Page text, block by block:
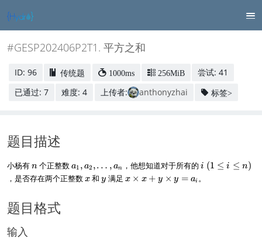
#GESP202406P2T1. 平方之和
ID: 96 传统题 1000ms 256MiB
尝试: 41
已通过: 7
难度: 4 上传者: anthonyzhai 标签>
题目描述
小杨有n
n 个正整数a
_
1
a1 , a2 ,… , an ，他想知道对于所有的 i
(
i (1 ≤ i ≤ n)
，是否存在两个正整数x
x 和y
y 满足 x
x × x + y × y = ai 。
题目格式
输入